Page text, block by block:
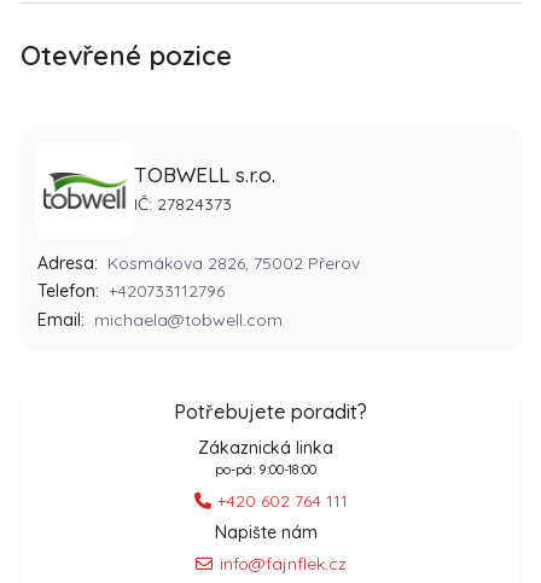
Otevřené pozice
TOBWELL s.r.o.
IČ: 27824373
Adresa: Kosmákova 2826, 75002 Přerov
Telefon: +420733112796
Email: michaela@tobwell.com
Potřebujete poradit?
Zákaznická linka
po-pá: 9:00-18:00
+420 602 764 111
Napište nám
info@fajnflek.cz